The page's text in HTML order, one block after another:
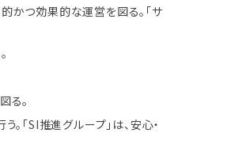
かつ効果的な運営を図る。「サ
る。
「SI推進グループ」は、安心・